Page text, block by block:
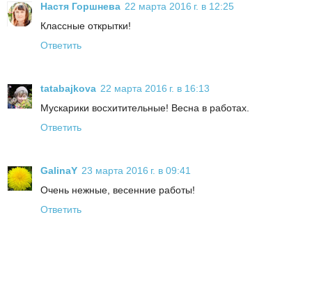
Настя Горшнева 22 марта 2016 г. в 12:25
Классные открытки!
Ответить
tatabajkova 22 марта 2016 г. в 16:13
Мускарики восхитительные! Весна в работах.
Ответить
GalinaY 23 марта 2016 г. в 09:41
Очень нежные, весенние работы!
Ответить